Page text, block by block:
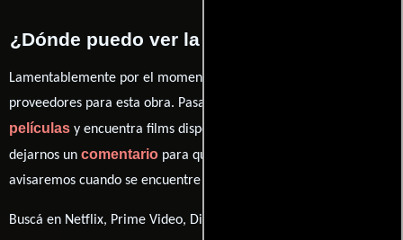
¿Dónde puedo ver la películas Dark Blue?
Lamentablemente por el momento no contamos con enlaces a
proveedores para esta obra. Pasa por nuestro catálogo de
películas y encuentra films disponibles. También puedes
dejarnos un comentario para que le demos prioridad y te
avisaremos cuando se encuentre disponible
Buscá en Netflix, Prime Video, Disney+